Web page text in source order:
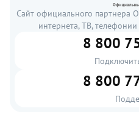
Сайт официального партнера
интернета, ТВ,
8 800
8 800